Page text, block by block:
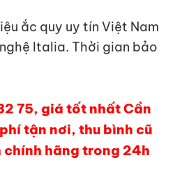
ắc quy uy tín Việt Nam
Italia. Thời gian bảo
75, giá tốt nhất Cần
tận nơi, thu bình cũ
hãng trong 24h